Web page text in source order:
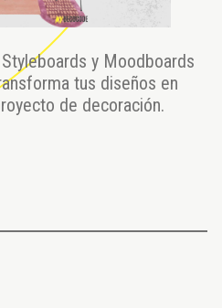
y Moodboards
tus diseños en
de decoración.